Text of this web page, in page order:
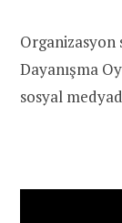
Dayanışma
sosyal